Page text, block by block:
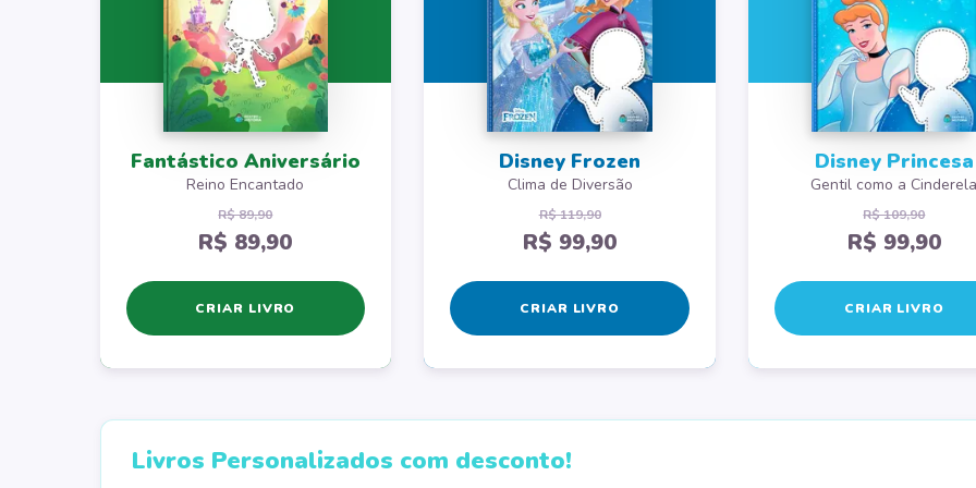
Fantástico Aniversário
Reino Encantado
R$ 89,90
R$ 89,90
CRIAR LIVRO
Disney Frozen
Clima de Diversão
R$ 119,90
R$ 99,90
CRIAR LIVRO
Disney Princesa
Gentil como a
R$ 109,90
R$ 99,90
CRIAR LIVRO
Livros Personalizados com desconto!